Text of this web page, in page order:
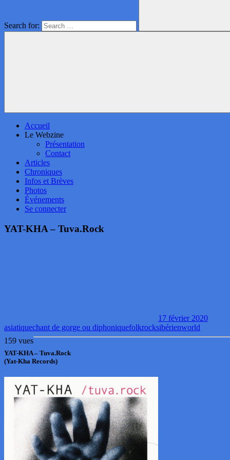
Search for:
Accueil
Le Webzine
Présentation
Contact
Articles
Chroniques
Infos et Brèves
Photos
Événements
Se connecter
YAT-KHA – Tuva.Rock
17 février 2020
asiatiquechant de gorge ou diphoniquefolkrocksibérienworld
159 vues
YAT-KHA – Tuva.Rock
(Yat-Kha Records)